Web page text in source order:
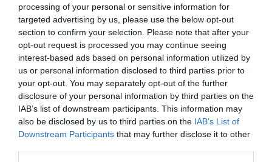
processing of your personal or sensitive information for
targeted advertising by us, please use the below opt-out
section to confirm your selection. Please note that after your
opt-out request is processed you may continue seeing
interest-based ads based on personal information utilized by
us or personal information disclosed to third parties prior to
your opt-out. You may separately opt-out of the further
disclosure of your personal information by third parties on the
IAB’s list of downstream participants. This information may
also be disclosed by us to third parties on the IAB’s List of
Downstream Participants that may further disclose it to other
ELŐZŐ CIKK
HIHETETLEN KÉK HOMÁRT TALÁLT A HALÁSZ, ENNEK ESÉLYE